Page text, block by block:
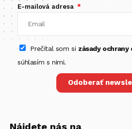
E-mailová adresa
Prečítal som si zásady ochrany
súhlasím s nimi.
Odoberať